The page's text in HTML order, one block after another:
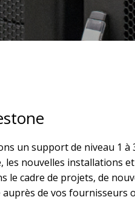
un support de niveau 1
les nouvelles installations
le cadre de projets, de
auprès de vos fournisseurs